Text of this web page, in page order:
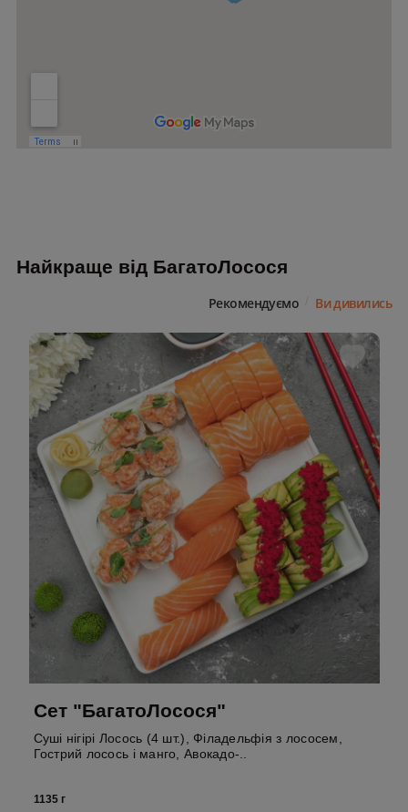
Найкраще від БагатоЛосося
Рекомендуємо Ви дивились
Сет "БагатоЛосося"
Суші нігірі Лосось (4 шт.), Філадельфія з лососем,
Гострий лосось і манго, Авокадо-..
1135 г